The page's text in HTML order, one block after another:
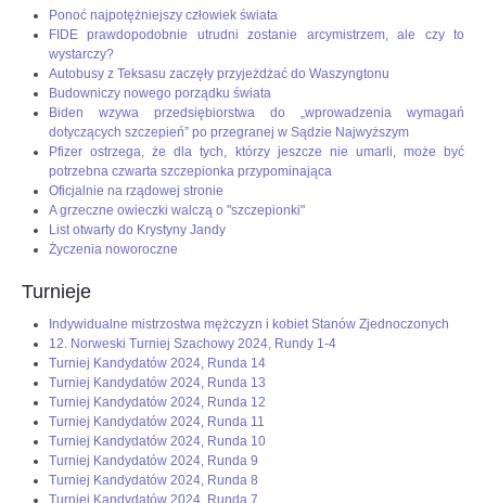
Ponoć najpotężniejszy człowiek świata
FIDE prawdopodobnie utrudni zostanie arcymistrzem, ale czy to
wystarczy?
Autobusy z Teksasu zaczęły przyjeżdżać do Waszyngtonu
Budowniczy nowego porządku świata
Biden wzywa przedsiębiorstwa do „wprowadzenia wymagań
dotyczących szczepień” po przegranej w Sądzie Najwyższym
Pfizer ostrzega, że dla tych, którzy jeszcze nie umarli, może być
potrzebna czwarta szczepionka przypominająca
Oficjalnie na rządowej stronie
A grzeczne owieczki walczą o "szczepionki"
List otwarty do Krystyny Jandy
Życzenia noworoczne
Turnieje
Indywidualne mistrzostwa mężczyzn i kobiet Stanów Zjednoczonych
12. Norweski Turniej Szachowy 2024, Rundy 1-4
Turniej Kandydatów 2024, Runda 14
Turniej Kandydatów 2024, Runda 13
Turniej Kandydatów 2024, Runda 12
Turniej Kandydatów 2024, Runda 11
Turniej Kandydatów 2024, Runda 10
Turniej Kandydatów 2024, Runda 9
Turniej Kandydatów 2024, Runda 8
Turniej Kandydatów 2024, Runda 7